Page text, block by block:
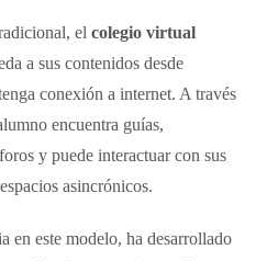
elcolegio virtual
a sus contenidos desde
conexión a internet. A través
encuentra guías,
y puede interactuar con sus
asincrónicos.
en este modelo, ha desarrollado